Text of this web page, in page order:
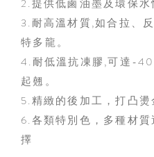
2.提供低鹵油墨及環保水
3.耐高溫材質,如合拉、反
特多龍。
4.耐低溫抗凍膠,可達-
起翹。
5.精緻的後加工，打凸燙
6.各類特別色，多種材質
擇